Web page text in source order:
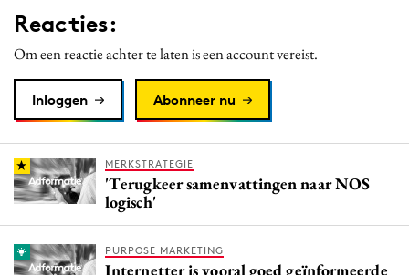
Reacties:
Om een reactie achter te laten is een account vereist.
Inloggen Abonneer nu
MERKSTRATEGIE
'Terugkeer samenvattingen naar NOS
logisch'
PURPOSE MARKETING
Internetter is vooral goed geïnformeerde